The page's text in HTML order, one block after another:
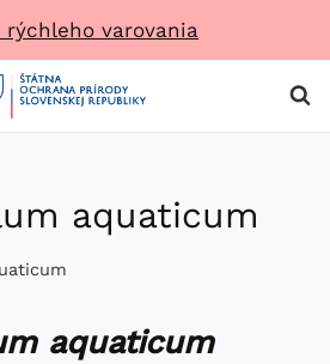
rýchleho varovania
aquaticum
aquaticum